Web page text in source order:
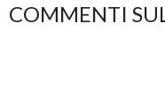
COMMENTI